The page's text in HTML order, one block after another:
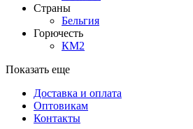
Страны
Бельгия
Горючесть
КМ2
Показать еще
Доставка и оплата
Оптовикам
Контакты